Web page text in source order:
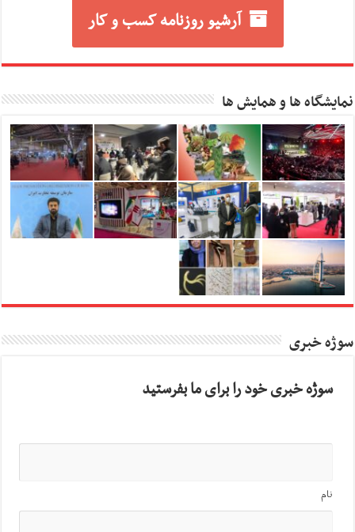
آرشیو روزنامه کسب و کار
نمایشگاه ها و همایش ها
سوژه خبری
سوژه خبری خود را برای ما بفرستید
نام